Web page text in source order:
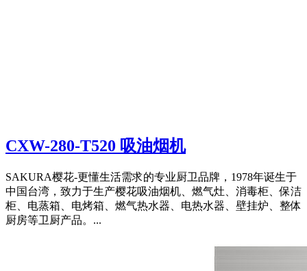
CXW-280-T520 吸油烟机
SAKURA樱花-更懂生活需求的专业厨卫品牌，1978年诞生于
中国台湾，致力于生产樱花吸油烟机、燃气灶、消毒柜、保洁
柜、电蒸箱、电烤箱、燃气热水器、电热水器、壁挂炉、整体
厨房等卫厨产品。...